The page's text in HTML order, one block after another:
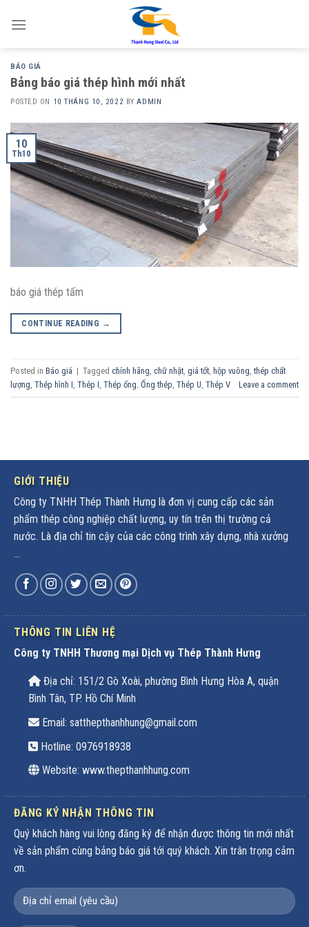
BÁO GIÁ
Bảng báo giá thép hình mới nhất
POSTED ON 10 THÁNG 10, 2022 BYADMIN
10
Th10
báo giá thép tấm
CONTINUE READING →
Posted in Báo giá | Tagged chính hãng chữ nhật giá tốt hộp vuông ,thép chất
lượng Thép hình I Thép I Thép ống. Ống thép Thép U Thép V Leave a comment
GIỚI THIỆU
Công ty TNHH Thép Thành Hưng là đơn vị cung cấp các sản
phẩm thép công nghiệp chất lượng, uy tín trên thị trường cả
nước. Là địa chỉ tin cậy của các công trình xây dựng, nhà xưởng
...
THÔNG TIN LIÊN HỆ
Công ty TNHH Thương mại Dịch vụ Thép Thành Hưng
Địa chỉ: 151/2 Gò Xoài, phường Bình Hưng Hòa A, quận
Bình Tân, TP. Hồ Chí Minh
Email: satthepthanhhung@gmail.com
Hotline: 0976918938
Website: www.thepthanhhung.com
ĐĂNG KÝ NHẬN THÔNG TIN
Quý khách hàng vui lòng đăng ký để nhận được thông tin mới nhất
về sản phẩm cùng bảng báo giá tới quý khách. Xin trân trọng cảm
ơn.